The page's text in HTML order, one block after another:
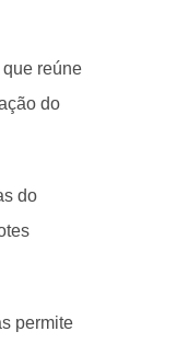
reúne
do
do
permite